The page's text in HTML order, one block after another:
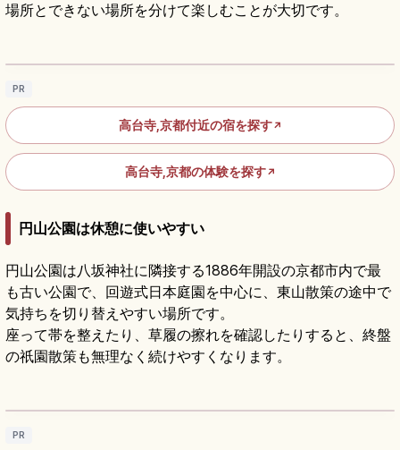
場所とできない場所を分けて楽しむことが大切です。
高台寺の見どころ｜ねねゆかりの庭園・茶
PR
高台寺,京都付近の宿を探す↗
高台寺,京都の体験を探す↗
円山公園は休憩に使いやすい
円山公園は八坂神社に隣接する1886年開設の京都市内で最
も古い公園で、回遊式日本庭園を中心に、東山散策の途中で
気持ちを切り替えやすい場所です。
座って帯を整えたり、草履の擦れを確認したりすると、終盤
の祇園散策も無理なく続けやすくなります。
円山公園の見どころ｜祇園しだれ桜と京都散
PR